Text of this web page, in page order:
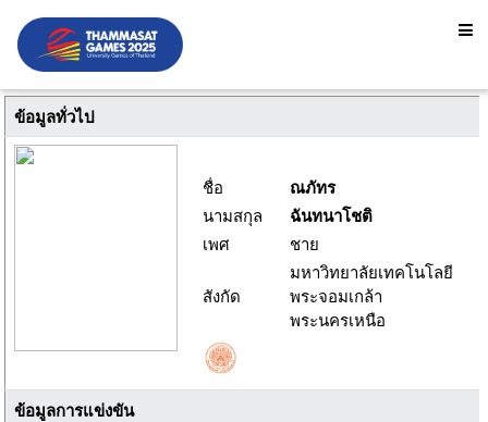
ข้อมูลทั่วไป
ชื่อ
ณภัทร
นามสกุล
ฉันทนาโชติ
เพศ
ชาย
สังกัด
มหาวิทยาลัยเทคโนโลยี
พระจอมเกล้า
พระนครเหนือ
ข้อมูลการแข่งขัน